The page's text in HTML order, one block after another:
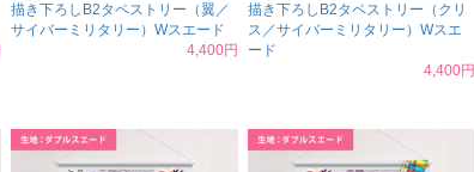
描き下ろしB2タペストリー（翼／
サイバーミリタリー）Wスエード
4,400円
描き下ろしB2タペストリー（クリ
ス／サイバーミリタリー）Wスエ
ード
4,400円